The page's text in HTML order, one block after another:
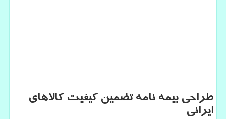
طراحی بیمه نامه تضمین كیفیت كالاهای
ایرانی